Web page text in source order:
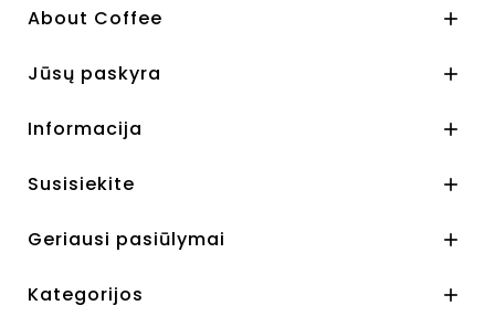
About Coffee 
Jūsų paskyra 
Informacija 
Susisiekite 
Geriausi pasiūlymai 
Kategorijos 